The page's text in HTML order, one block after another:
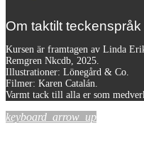
Om taktilt teckenspråk
Kursen är framtagen av Linda
Remgren Nkcdb, 2025.
Illustrationer: Lönegård & Co.
Filmer: Karen Catalán.
Varmt tack till alla er som
keyboard_arrow_up